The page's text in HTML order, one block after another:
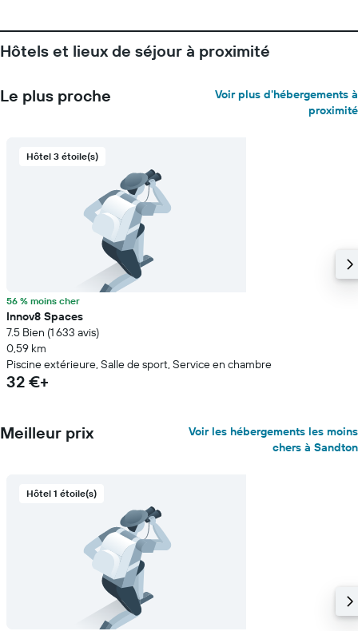
Hôtels et lieux de séjour à proximité
Le plus proche
Voir plus d'hébergements à
proximité
Hôtel 3 étoile(s)
56 % moins cher
Innov8 Spaces
7.5 Bien (1 633 avis)
0,59 km
Piscine extérieure, Salle de sport, Service en chambre
32 €+
Meilleur prix
Voir les hébergements les moins
chers à Sandton
Hôtel 1 étoile(s)